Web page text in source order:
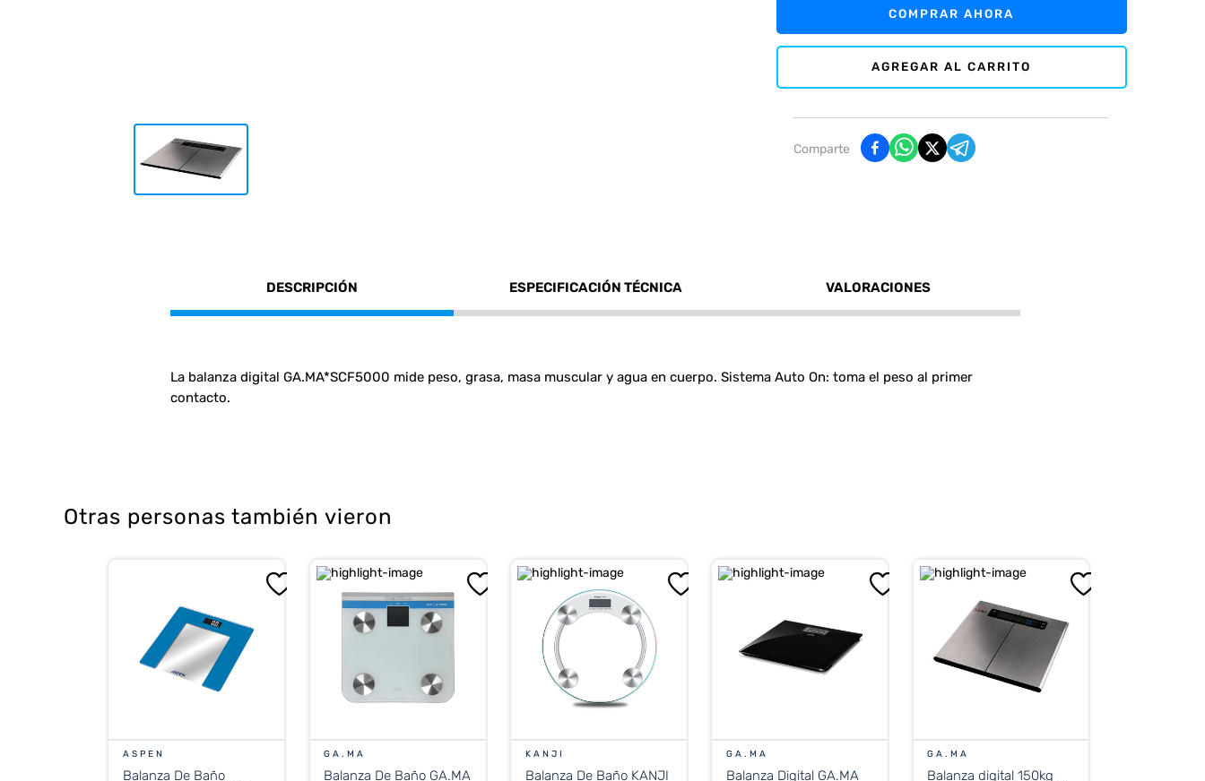
COMPRAR AHORA
AGREGAR AL CARRITO
Comparte
DESCRIPCIÓN ESPECIFICACIÓN TÉCNICA VALORACIONES
La balanza digital GA.MA*SCF5000 mide peso, grasa, masa muscular y agua en cuerpo. Sistema Auto On: toma el peso al primer
contacto.
Otras personas también vieron
ASPEN
Balanza De Baño
GA.MA
Balanza De Baño GA.MA
KANJI
Balanza De Baño KANJI
GA.MA
Balanza Digital GA.MA
GA.MA
Balanza digital 150kg